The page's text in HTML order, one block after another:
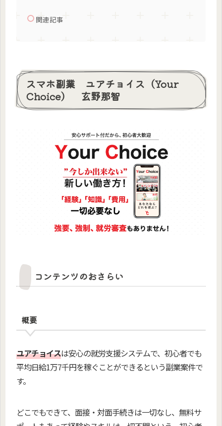
関連記事
スマホ副業 ユアチョイス（Your
Choice） 玄野那智
コンテンツのおさらい
概要
ユアチョイスは安心の就労支援システムで、初心者でも
平均日給1万7千円を稼ぐことができるという副業案件で
す。
どこでもできて、面接・対面手続きは一切なし、無料サ